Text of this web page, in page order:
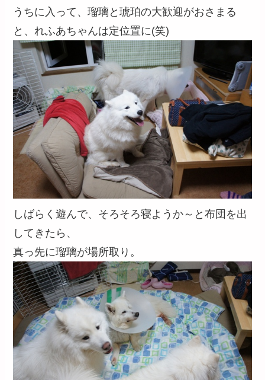
うちに入って、瑠璃と琥珀の大歓迎がおさまる
と、れふあちゃんは定位置に(笑)
しばらく遊んで、そろそろ寝ようか～と布団を出
してきたら、
真っ先に瑠璃が場所取り。